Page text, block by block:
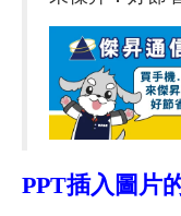
PPT插入圖片